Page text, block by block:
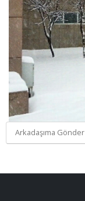
Arkadaşıma Gönder